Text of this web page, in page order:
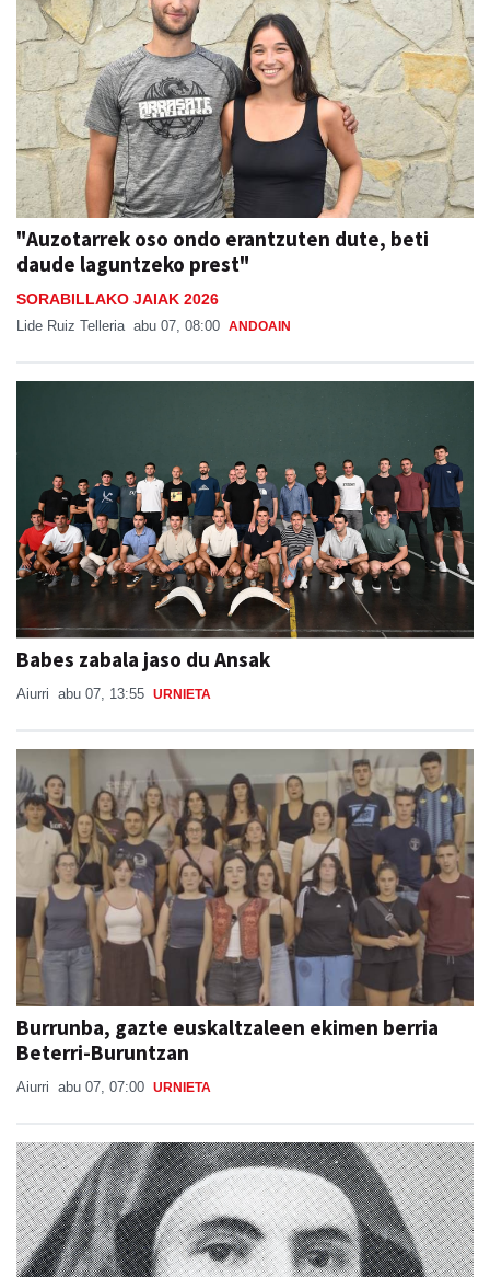
"Auzotarrek oso ondo erantzuten dute, beti
daude laguntzeko prest"
SORABILLAKO JAIAK 2026
Lide Ruiz Telleria abu 07, 08:00 ANDOAIN
Babes zabala jaso du Ansak
Aiurri abu 07, 13:55 URNIETA
Burrunba, gazte euskaltzaleen ekimen berria
Beterri-Buruntzan
Aiurri abu 07, 07:00 URNIETA